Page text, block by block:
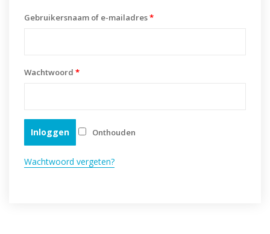
Gebruikersnaam of e-mailadres*
Wachtwoord *
Inloggen Onthouden
Wachtwoord vergeten?